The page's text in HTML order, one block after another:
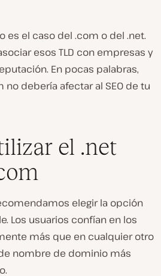
es el caso del .com o del .net.
esos TLD con empresas y
En pocas palabras,
no debería afectar al SEO de tu
el .net
elegir la opción
Los usuarios confían en los
más que en cualquier otro
nombre de dominio más